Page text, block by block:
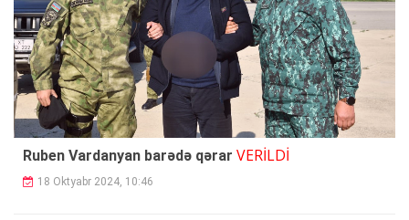
Ruben Vardanyan barədə qərar VERİLDİ
18 Oktyabr 2024, 10:46